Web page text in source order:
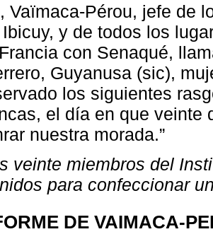
Vaïmaca-Pérou, jefe de
y de todos los
con Senaqué,
Guyanusa (sic),
los siguientes
el día en que veinte
nuestra morada.”
veinte miembros del
para confeccionar
DE VAIMACA-